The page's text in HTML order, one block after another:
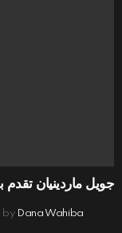
جويل ماردينيان
by Dana Wahiba